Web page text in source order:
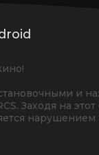
и
Заходя на этот
нарушением